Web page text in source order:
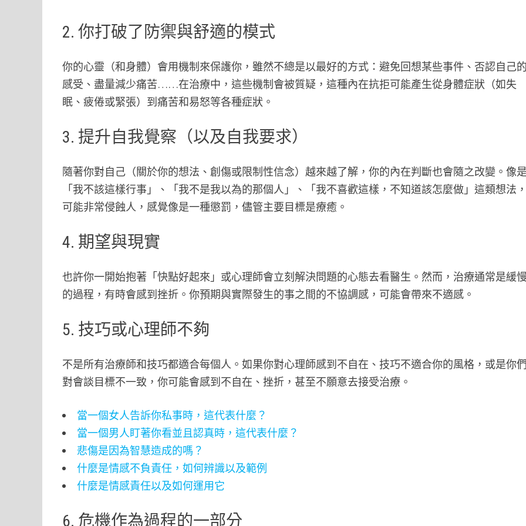
2. 你打破了防禦與舒適的模式
你的心靈（和身體）會用機制來保護你，雖然不總是以最好的方式：避免回想某些事件、否認自己的
感受、盡量減少痛苦……在治療中，這些機制會被質疑，這種內在抗拒可能產生從身體症狀（如失
眠、疲倦或緊張）到痛苦和易怒等各種症狀。
3. 提升自我覺察（以及自我要求）
隨著你對自己（關於你的想法、創傷或限制性信念）越來越了解，你的內在判斷也會隨之改變。像是
「我不該這樣行事」、「我不是我以為的那個人」、「我不喜歡這樣，不知道該怎麼做」這類想法，
可能非常侵蝕人，感覺像是一種懲罰，儘管主要目標是療癒。
4. 期望與現實
也許你一開始抱著「快點好起來」或心理師會立刻解決問題的心態去看醫生。然而，治療通常是緩慢
的過程，有時會感到挫折。你預期與實際發生的事之間的不協調感，可能會帶來不適感。
5. 技巧或心理師不夠
不是所有治療師和技巧都適合每個人。如果你對心理師感到不自在、技巧不適合你的風格，或是你們
對會談目標不一致，你可能會感到不自在、挫折，甚至不願意去接受治療。
當一個女人告訴你私事時，這代表什麼？
當一個男人盯著你看並且認真時，這代表什麼？
悲傷是因為智慧造成的嗎？
什麼是情感不負責任，如何辨識以及範例
什麼是情感責任以及如何運用它
6. 危機作為過程的一部分